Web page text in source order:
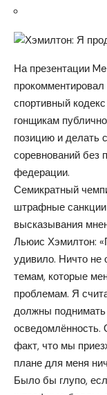
На презентации
спортивный
гонщикам
позицию и делать
соревнований без
федерации.
Семикратный
штрафные санкции
высказывания
Льюис Хэмилтон:
удивило. Ничто не
темам, которые
проблемам. Я
должны
осведомлённость.
факт, что мы
плане для меня
Было бы глупо,